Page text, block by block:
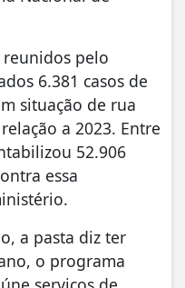
reunidos pelo
6.381 casos de
situação de rua
a 2023. Entre
52.906
essa
a pasta diz ter
o programa